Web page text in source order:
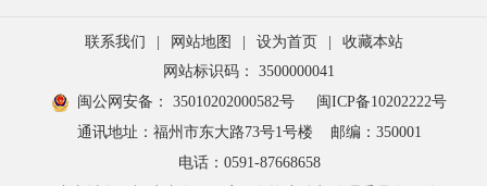
联系我们 网站地图 设为首页
收藏本站
网站标识码： 3500000041
闽公网安备： 35010202000582号
闽ICP备10202222号
通讯地址：福州市东大路73号1号楼
邮编：350001
电话：0591-87668658